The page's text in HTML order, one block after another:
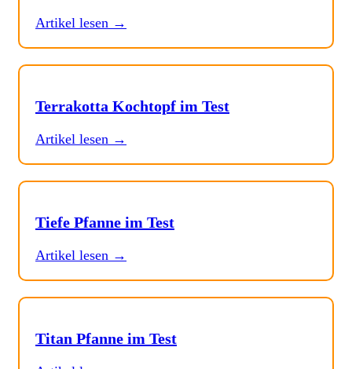
Artikel lesen →
Terrakotta Kochtopf im Test
Artikel lesen →
Tiefe Pfanne im Test
Artikel lesen →
Titan Pfanne im Test